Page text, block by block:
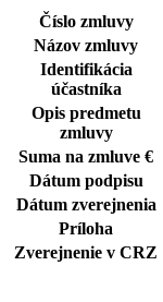
Číslo zmluvy
Názov zmluvy
Identifikácia
účastníka
Opis predmetu
zmluvy
Suma na zmluve €
Dátum podpisu
Dátum zverejnenia
Príloha
Zverejnenie v CRZ